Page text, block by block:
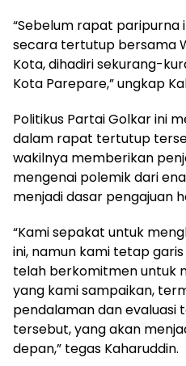
“Sebelum rapat paripurna
secara tertutup bersama
Kota, dihadiri sekurang-
Kota Parepare,” ungkap
Politikus Partai Golkar ini
dalam rapat tertutup
wakilnya memberikan
mengenai polemik dari
menjadi dasar pengajuan
“Kami sepakat untuk
ini, namun kami tetap
telah berkomitmen untuk
yang kami sampaikan,
pendalaman dan evaluasi
tersebut, yang akan
depan,” tegas Kaharuddin.